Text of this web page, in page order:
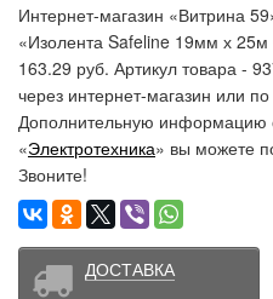
Интернет-магазин «Витрина
«Изолента Safeline 19мм х
163.29 руб. Артикул товара -
через интернет-магазин или
Дополнительную информацию
«Электротехника» вы можете
Звоните!
ДОСТАВКА